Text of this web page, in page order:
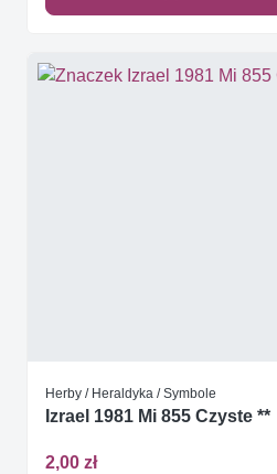
Herby / Heraldyka / Symbole
Izrael 1981 Mi 855 Czyste **
2,00 zł